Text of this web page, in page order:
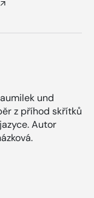
und
z příhod skřítků
Autor